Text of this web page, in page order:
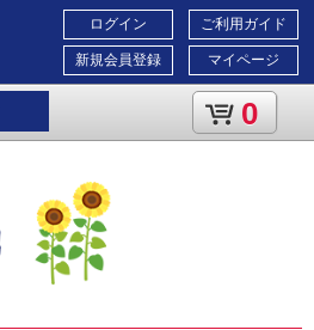
ご利用ガイド
マイページ
ログイン
新規会員登録
0